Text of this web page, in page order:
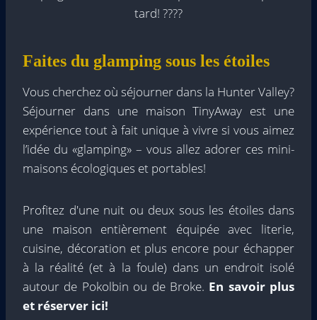
tard! ????
Faites du glamping sous les étoiles
Vous cherchez où séjourner dans la Hunter Valley?
Séjourner dans une maison TinyAway est une
expérience tout à fait unique à vivre si vous aimez
l’idée du «glamping» – vous allez adorer ces mini-
maisons écologiques et portables!
Profitez d'une nuit ou deux sous les étoiles dans
une maison entièrement équipée avec literie,
cuisine, décoration et plus encore pour échapper
à la réalité (et à la foule) dans un endroit isolé
autour de Pokolbin ou de Broke. En savoir plus
et réserver ici!